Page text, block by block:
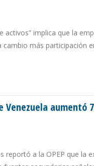
activos” implica que la
más participación
aumentó
reportó a la OPEP que la